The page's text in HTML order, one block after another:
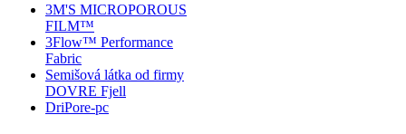
3M'S MICROPOROUS
FILM™
3Flow™ Performance
Fabric
Semišová látka od firmy
DOVRE Fjell
DriPore-pc